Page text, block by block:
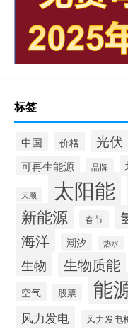
标签
中国 价格 光伏
可再生能源 品牌
天顺 太阳能
新能源 春节
海洋 潮汐 热水
生物
生物质能
空气 股票 能
风力发电 风力发电